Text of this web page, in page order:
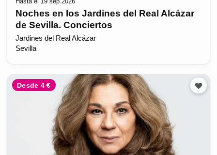
Noches en los Jardines del Real Alcázar
de Sevilla. Conciertos
Jardines del Real Alcázar
Sevilla
Desde 4 €